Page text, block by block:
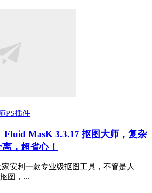
PS插件
Fluid MasK 3.3.17 抠图大师，复杂
，超省心！
安利一款专业级抠图工具，不管是人
图，...